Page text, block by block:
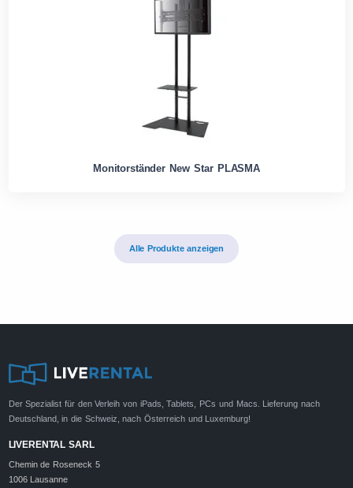
Monitorständer New Star PLASMA
Alle Produkte anzeigen
Der Spezialist für den Verleih von iPads, Tablets, PCs und Macs. Lieferung nach
Deutschland, in die Schweiz, nach Österreich und Luxemburg!
LIVERENTAL SARL
Chemin de Roseneck 5
1006 Lausanne